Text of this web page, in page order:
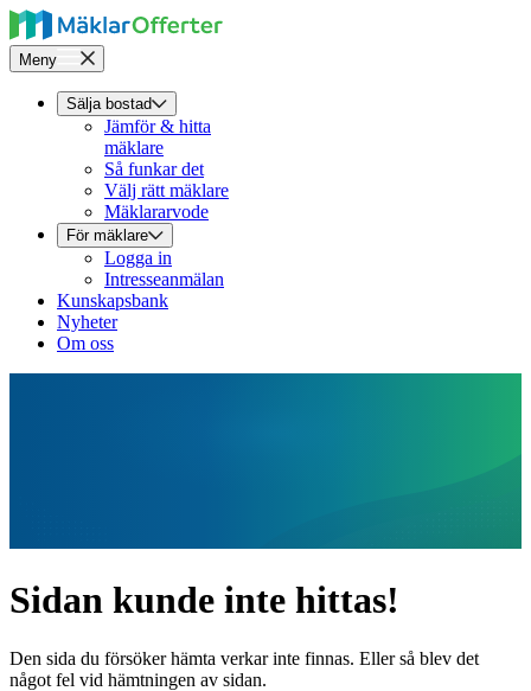
Meny
Sälja bostad
Jämför & hitta
mäklare
Så funkar det
Välj rätt mäklare
Mäklararvode
För mäklare
Logga in
Intresseanmälan
Kunskapsbank
Nyheter
Om oss
Sidan kunde inte hittas!
Den sida du försöker hämta verkar inte finnas. Eller så blev det
något fel vid hämtningen av sidan.